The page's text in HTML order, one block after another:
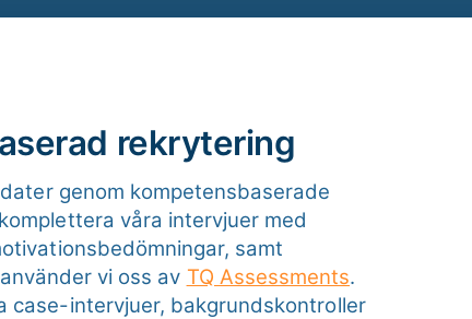
rekrytering
genom kompetensbaserade
våra intervjuer med
samt
vi oss av TQ Assessments.
case-intervjuer, bakgrundskontroller